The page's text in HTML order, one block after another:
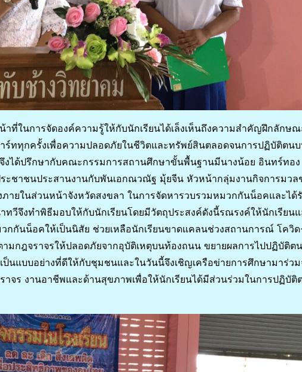
าที่ในการจัดองค์ความรู้ให้กับนักเรียนได้เล็งเห็นถึงความสำคัญฝึกลักษณ
ร์ททุกครั้งเพื่อความปลอดภัยในชีวิตและทรัพย์สินตลอดจนการปฏิบัติตน
งได้ปรึกษากับคณะกรรมการสถานศึกษาขั้นพื้นฐานมีนางน้อย อินทร์ทอง
ะชาชนประสานงานกับพันเอกณวณัฐ มุ้ยจีน หัวหน้ากลุ่มงานกิจการมวล
ายในส่วนหน้าจังหวัดสงขลา ในการจัดหารวบรวมหมวกกันน็อคและได้
วีจึงทำพิธีมอบให้กับนักเรียนโดยมีวัตถุประสงค์ดังนี้รณรงค์ให้นักเรียนแ
กันน็อคให้เป็นนิสัย ช่วยเหลือนักเรียนขาดแคลนช่วงสถานการณ์ โควิด
ามกฎจราจรให้ปลอดภัยจากอุบัติเหตุบนท้องถนน ขยายผลการไปปฏิบัติตน
แบบอย่างที่ดีให้กับชุมชนและในวันนี้จึงเชิญเครือข่ายการศึกษามาร่ว
าจร งานอาชีพและด้านสุขภาพเพื่อให้นักเรียนได้มีส่วนร่วมในการปฏิบัติ